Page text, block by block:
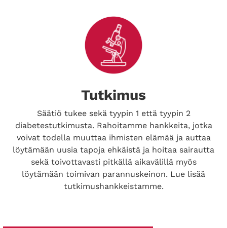
Tutkimus
Säätiö tukee sekä tyypin 1 että tyypin 2
diabetestutkimusta. Rahoitamme hankkeita, jotka
voivat todella muuttaa ihmisten elämää ja auttaa
löytämään uusia tapoja ehkäistä ja hoitaa sairautta
sekä toivottavasti pitkällä aikavälillä myös
löytämään toimivan parannuskeinon. Lue lisää
tutkimushankkeistamme.